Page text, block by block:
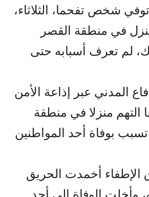
شخص تفحما، الثلاثاء،
في منطقة القصر
لم تعرف أسبابه حتى
المدني عبر إذاعة الأمن
التهم منزلا في منطقة
بوفاة أحد المواطنين
أخمدت الحريق
الوفاة إلى أحد